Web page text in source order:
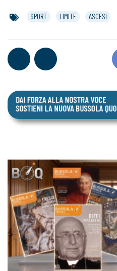
SPORT LIMITE ASCESI